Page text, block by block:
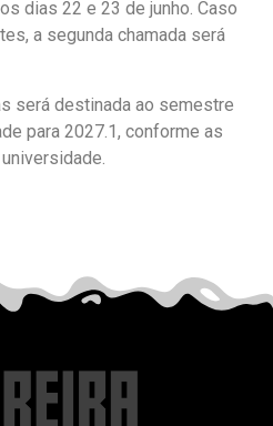
dias 22 e 23 de junho. Caso
a segunda chamada será
será destinada ao semestre
para 2027.1, conforme as